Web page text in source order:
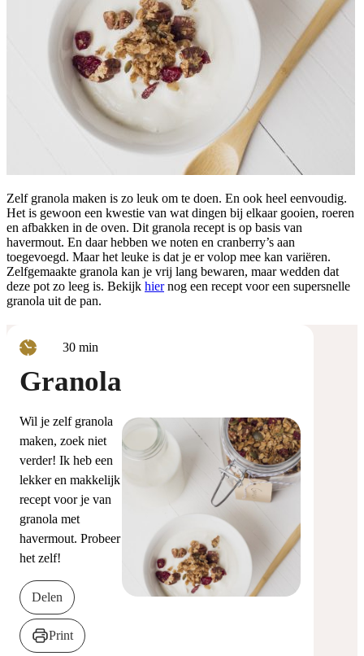
Zelf granola maken is zo leuk om te doen. En ook heel eenvoudig.
Het is gewoon een kwestie van wat dingen bij elkaar gooien, roeren
en afbakken in de oven. Dit granola recept is op basis van
havermout. En daar hebben we noten en cranberry’s aan
toegevoegd. Maar het leuke is dat je er volop mee kan variëren.
Zelfgemaakte granola kan je vrij lang bewaren, maar wedden dat
deze pot zo leeg is. Bekijk hiernog een recept voor een supersnelle
granola uit de pan.
30minuten
min
Granola
Wil je zelf granola
maken, zoek niet
verder! Ik heb een
lekker en makkelijk
recept voor je van
granola met
havermout. Probeer
het zelf!
Delen
Print